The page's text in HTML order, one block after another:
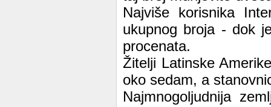
Najviše korisnika
ukupnog broja - dok
procenata.
Žitelji Latinske
oko sedam, a
Najmnogoljudnija